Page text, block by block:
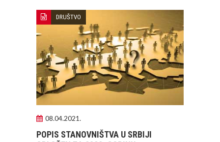
DRUŠTVO
08.04.2021.
POPIS STANOVNIŠTVA U SRBIJI